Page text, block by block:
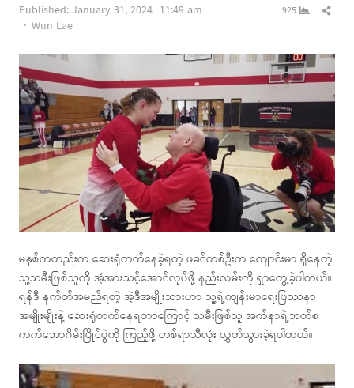
Published:January 31, 2024 11:49 am
Author
Wun Lae
925
မနှစ်ကတည်းက ဆေးရုံတက်နေခဲ့ရတဲ့ ဖခင်တစ်ဦးက ကျောင်းမှာ ရှိနေတဲ့
သူ့သမီးဖြစ်သူကို အံ့အားသင့်အောင်လုပ်ဖို့ နည်းလမ်းကို ရှာတွေ့ခဲ့ပါတယ်။
ရန်ဒီ နက်တ်အမည်ရတဲ့ အဲ့ဒီအမျိုးသားဟာ သူ့ရဲ့ကျန်းမာရေးပြဿနာ
အမျိုးမျိုးနဲ့ ဆေးရုံတက်နေရတာကြောင့် သမီးဖြစ်သူ အက်နာရဲ့ဘတ်စ
ကက်ဘောဂိမ်းပြိုင်ပွဲကို ကြည့်ဖို့ တစ်ရာသီလုံး လွှတ်သွားခဲ့ရပါတယ်။